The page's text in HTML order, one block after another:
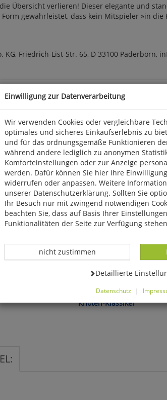
Übersicht verlieren! Dieser elegante und
gewährleistet, dass kein Mitspieler »in
KG, Friedrich-List-Str. 65, D 33100 Paderborn,
Spaß! Knoten lernen leicht gemacht!
Die große Box der
Knoten-Klassiker
Einwilligung zur Datenverarbeitung
Wir verwenden Cookies oder vergleichbare
optimales und sicheres Einkaufserlebnis zu
und für das ordnungsgemäße Funktionieren
während andere lediglich zu anonymen
Komforteinstellungen oder zur Anzeige
werden. Dafür können Sie hier Ihre
widerrufen oder anpassen. Weitere
unserer Datenschutzerklärung. Sollten Sie
Ihr Besuch nur mit zwingend notwendigen
beachten Sie, dass auf Basis Ihrer
Funktionalitäten der Seite zur Verfügung
Datenverarbeitung -
nicht zustimmen
Datenverarbeitung -
Detaillierte
Datenschutz |
Cookies ablehnen, wird Ihr Besuch nur mit